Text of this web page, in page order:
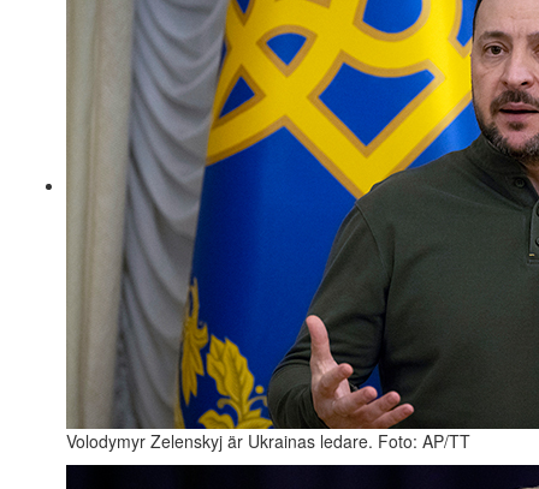
Volodymyr Zelenskyj är Ukrainas ledare. Foto: AP/TT